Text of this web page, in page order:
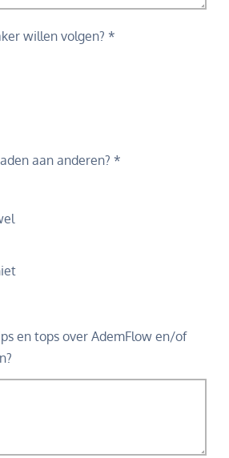
willen volgen? *
aan anderen? *
en tops over AdemFlow en/of